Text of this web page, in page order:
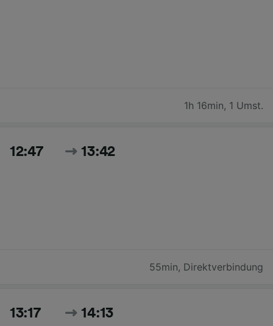
1h 16min, 1 Umst.
12:47 13:42
55min, Direktverbindung
13:17 14:13